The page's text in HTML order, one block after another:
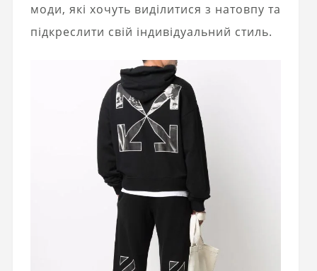
моди, які хочуть виділитися з натовпу та
підкреслити свій індивідуальний стиль.